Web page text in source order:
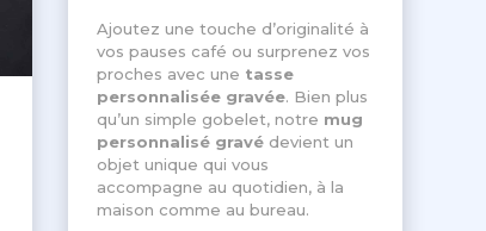
Ajoutez une touche d’originalité à
vos pauses café ou surprenez vos
proches avec une tasse
personnalisée gravée. Bien plus
qu’un simple gobelet, notre mug
personnalisé gravédevient un
objet unique qui vous
accompagne au quotidien, à la
maison comme au bureau.